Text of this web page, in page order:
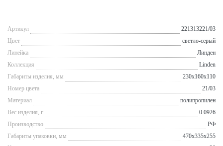
Артикул
221313221/03
Цвет
светло-серый
Линейка
Линден
Коллекция
Linden
Габариты изделия, мм
230x160x110
Номер цвета
21/03
Материал
полипропилен
Вес изделия, г
0.0926
Производство
РФ
Габариты упаковки, мм
470x335x255